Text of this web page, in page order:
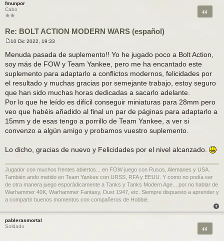
fmunpor
Cabo
Re: BOLT ACTION MODERN WARS (español)
Citar
n
s
a
j
e
10 Dic 2022, 19:33
Menuda pasada de suplemento!! Yo he jugado poco a Bolt Action,
soy más de FOW y Team Yankee, pero me ha encantado este
suplemento para adaptarlo a conflictos modernos, felicidades por
el resultado y muchas gracias por semejante trabajo, estoy seguro
que han sido muchas horas dedicadas a sacarlo adelante.
Por lo que he leído es difícil conseguir miniaturas para 28mm pero
veo que habéis añadido al final un par de páginas para adaptarlo a
15mm y de esas tengo a porrillo de Team Yankee, a ver si
convenzo a algún amigo y probamos vuestro suplemento.
Lo dicho, gracias de nuevo y Felicidades por el nivel alcanzado.
Jugador con muchos frentes abiertos... en FOW juego con Rusos, Alemanes y USA.
También ando metido en Team Yankee con URSS, RFA y EEUU. Y como no podía ser
de otra manera juego esporádicamente a Tanks y Tanks Modern Age... por no hablar de
Warhammer 40K, Warhammer Fantasy, Dust 1947, etc. Siempre dispuesto a aprender y
a compartir buenos momentos con compañeros de Hobbie.
pablerasmortal
Soldado
Citar